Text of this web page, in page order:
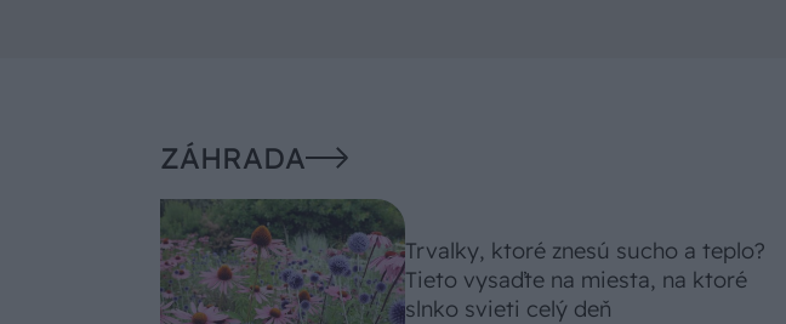
ZÁHRADA
Trvalky, ktoré znesú sucho a teplo?
Tieto vysaďte na miesta, na ktoré
slnko svieti celý deň